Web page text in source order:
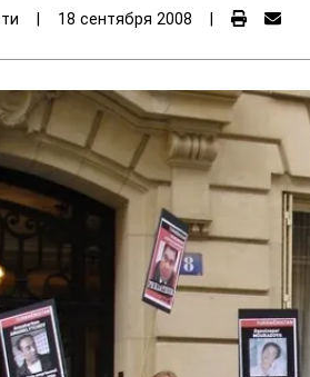
18 сентября 2008